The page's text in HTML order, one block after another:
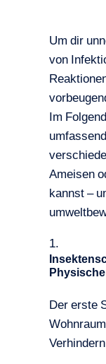
Um dir
von
Im
Ameisen
kannst –
Der erste